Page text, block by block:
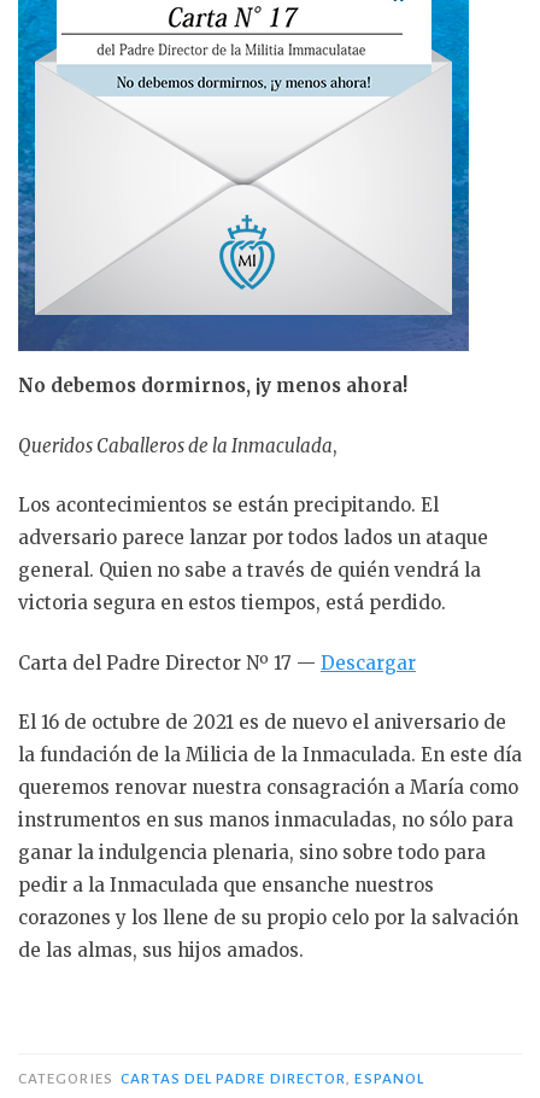
No debemos dormirnos, ¡y menos ahora!
Queridos Caballeros de la Inmaculada,
Los acontecimientos se están precipitando. El
adversario parece lanzar por todos lados un ataque
general. Quien no sabe a través de quién vendrá la
victoria segura en estos tiempos, está perdido.
Carta del Padre Director Nº 17 — Descargar
El 16 de octubre de 2021 es de nuevo el aniversario de
la fundación de la Milicia de la Inmaculada. En este día
queremos renovar nuestra consagración a María como
instrumentos en sus manos inmaculadas, no sólo para
ganar la indulgencia plenaria, sino sobre todo para
pedir a la Inmaculada que ensanche nuestros
corazones y los llene de su propio celo por la salvación
de las almas, sus hijos amados.
CATEGORIES CARTAS DEL PADRE DIRECTOR,ESPANOL